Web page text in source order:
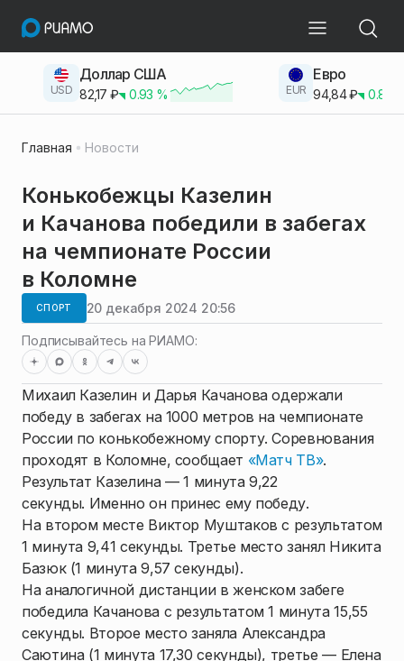
USD
Доллар США
82,17 ₽ 0.93 % EUR
Евро
94,84₽ 0.83
Главная Новости
Конькобежцы Казелин
и Качанова победили в забегах
на чемпионате России
в Коломне
СПОРТ 20 декабря 2024 20:56
Подписывайтесь на РИАМО:
Михаил Казелин и Дарья Качанова одержали
победу в забегах на 1000 метров на чемпионате
России по конькобежному спорту. Соревнования
проходят в Коломне, сообщает «Матч ТВ».
Результат Казелина — 1 минута 9,22
секунды. Именно он принес ему победу.
На втором месте Виктор Муштаков с результатом
1 минута 9,41 секунды. Третье место занял Никита
Базюк (1 минута 9,57 секунды).
На аналогичной дистанции в женском забеге
победила Качанова с результатом 1 минута 15,55
секунды. Второе место заняла Александра
Саютина (1 минута 17,30 секунды), третье — Елена